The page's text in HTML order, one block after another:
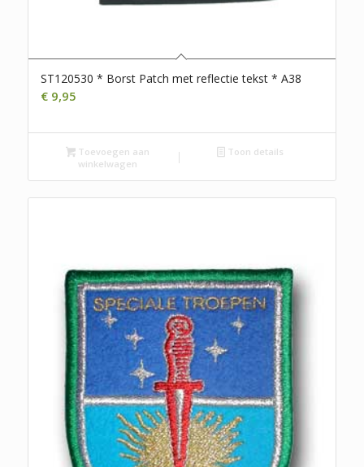
ST120530 * Borst Patch met reflectie tekst * A38
€9,95
Toevoegen aan
winkelwagen
Toon details